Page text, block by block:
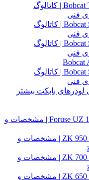
مینی لودر بابکت Bobcat T320 | کاتالوگ
فنی
مینی لودر بابکت Bobcat S185 | کاتالوگ
فنی
مینی لودر بابکت Bobcat S130 | کاتالوگ
فنی
مینی لودر بابکت Bobcat S300 | کاتالوگ
فنی
لودرهای بابکت بیشتر
مینی لودر فوریوز Foruse UZ 1020 | مشخصات و
مینی لودر زرین کوپال ZK 950 | مشخصات و
مینی لودر زرین کوپال ZK 700 | مشخصات و
مینی لودر زرین کوپال ZK 650 | مشخصات و